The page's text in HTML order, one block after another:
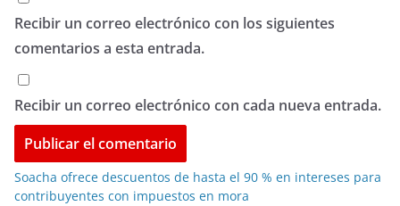
Recibir un correo electrónico con los siguientes
comentarios a esta entrada.
Recibir un correo electrónico con cada nueva entrada.
Soacha ofrece descuentos de hasta el 90 % en intereses para
contribuyentes con impuestos en mora